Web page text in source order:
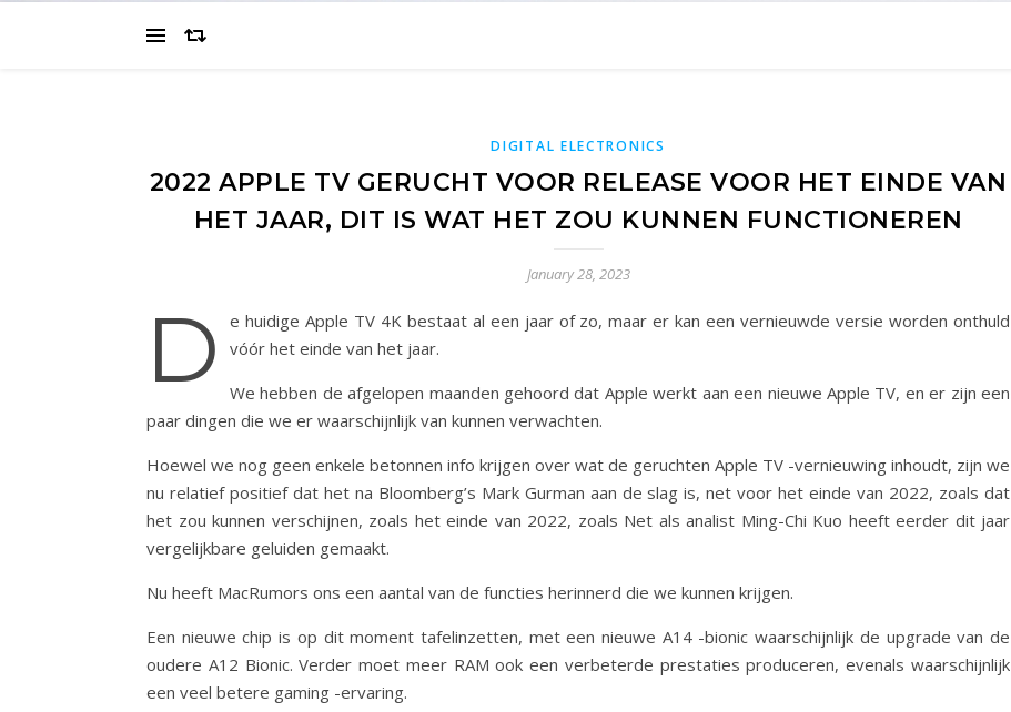
DIGITAL ELECTRONICS
2022 APPLE TV GERUCHT VOOR RELEASE VOOR HET EINDE VAN
HET JAAR, DIT IS WAT HET ZOU KUNNEN FUNCTIONEREN
January 28, 2023
D
e huidige Apple TV 4K bestaat al een jaar of zo, maar er kan een vernieuwde versie worden onthuld
vóór het einde van het jaar.
We hebben de afgelopen maanden gehoord dat Apple werkt aan een nieuwe Apple TV, en er zijn een
paar dingen die we er waarschijnlijk van kunnen verwachten.
Hoewel we nog geen enkele betonnen info krijgen over wat de geruchten Apple TV -vernieuwing inhoudt, zijn we
nu relatief positief dat het na Bloomberg’s Mark Gurman aan de slag is, net voor het einde van 2022, zoals dat
het zou kunnen verschijnen, zoals het einde van 2022, zoals Net als analist Ming-Chi Kuo heeft eerder dit jaar
vergelijkbare geluiden gemaakt.
Nu heeft MacRumors ons een aantal van de functies herinnerd die we kunnen krijgen.
Een nieuwe chip is op dit moment tafelinzetten, met een nieuwe A14 -bionic waarschijnlijk de upgrade van de
oudere A12 Bionic. Verder moet meer RAM ook een verbeterde prestaties produceren, evenals waarschijnlijk
een veel betere gaming -ervaring.